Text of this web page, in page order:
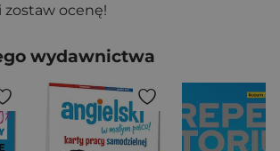
ocenę!
wydawnictwa